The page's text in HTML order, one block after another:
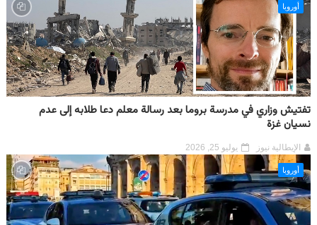
أوروبا
تفتيش وزاري في مدرسة بروما بعد رسالة معلم دعا طلابه إلى عدم
نسيان غزة
الإيطالية نيوز يوليو 25, 2026
أوروبا